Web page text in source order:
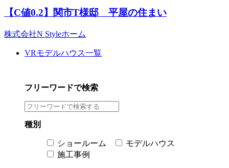
【C値0.2】関市T様邸 平屋の住まい
株式会社N Styleホーム
VRモデルハウス一覧
フリーワードで検索
種別
ショールーム
モデルハウス
施工事例